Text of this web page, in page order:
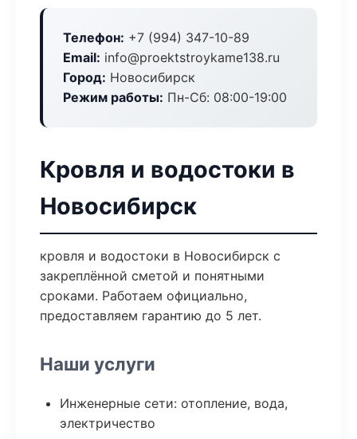
Телефон: +7 (994) 347-10-89
Email: info@proektstroykame138.ru
Город: Новосибирск
Режим работы: Пн-Сб: 08:00-19:00
Кровля и водостоки в
Новосибирск
кровля и водостоки в Новосибирск с
закреплённой сметой и понятными
сроками. Работаем официально,
предоставляем гарантию до 5 лет.
Наши услуги
Инженерные сети: отопление, вода,
электричество